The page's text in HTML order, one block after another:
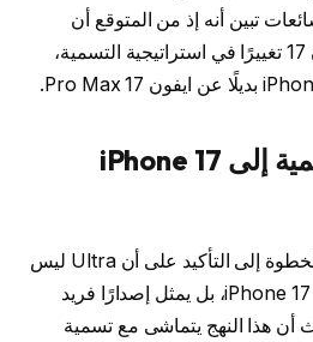
تبين أنه إذ من المتوقع أن
يشهد إطلاق سلسلة آيفون 17 تغييرًا في استراتيجية التسمية،
إلى iPhone 17
تسعى أبل من خلال هذه الخطوة إلى التأكيد على أن Ultra ليس
مجرد نسخة أكبر من iPhone 17 Pro، بل يمثل إصدارًا فريد
أن هذا النهج يتماشى مع تسمية